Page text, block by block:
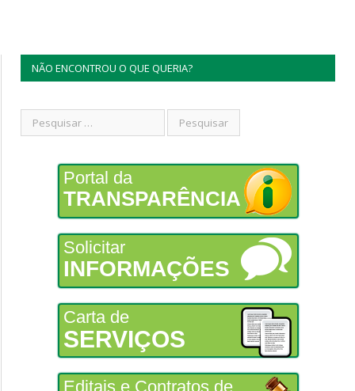
NÃO ENCONTROU O QUE QUERIA?
Portal da
TRANSPARÊNCIA
Solicitar
INFORMAÇÕES
Carta de
SERVIÇOS
Editais e Contratos de